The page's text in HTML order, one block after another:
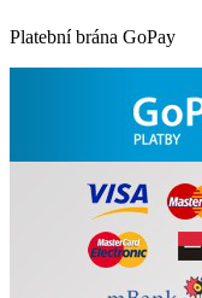
Platební brána GoPay